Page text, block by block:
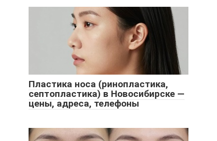
Пластика носа (ринопластика,
септопластика) в Новосибирске —
цены, адреса, телефоны